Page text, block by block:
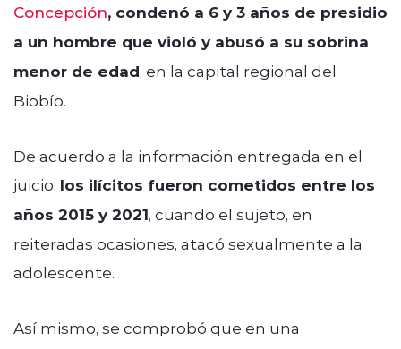
Concepción, condenó a 6 y 3 años de presidio
a un hombre que violó y abusó a su sobrina
menor de edad, en la capital regional del
Biobío.
De acuerdo a la información entregada en el
juicio, los ilícitos fueron cometidos entre los
años 2015 y 2021, cuando el sujeto, en
reiteradas ocasiones, atacó sexualmente a la
adolescente.
Así mismo, se comprobó que en una